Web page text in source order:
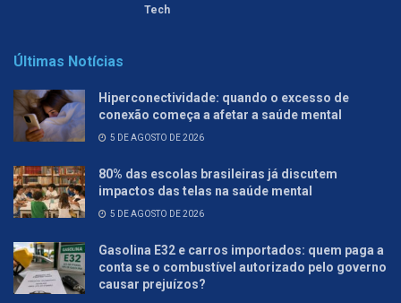
Tech
Últimas Notícias
Hiperconectividade: quando o excesso de
conexão começa a afetar a saúde mental
5 DE AGOSTO DE 2026
80% das escolas brasileiras já discutem
impactos das telas na saúde mental
5 DE AGOSTO DE 2026
Gasolina E32 e carros importados: quem paga a
conta se o combustível autorizado pelo governo
causar prejuízos?